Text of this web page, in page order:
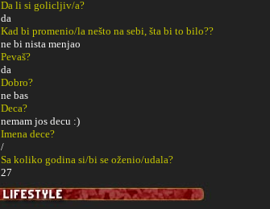
Da li si golicljiv/a?
da
Kad bi promenio/la nešto na sebi, šta bi to bilo??
ne bi nista menjao
Pevaš?
da
Dobro?
ne bas
Deca?
nemam jos decu :)
Imena dece?
/
Sa koliko godina si/bi se oženio/udala?
27